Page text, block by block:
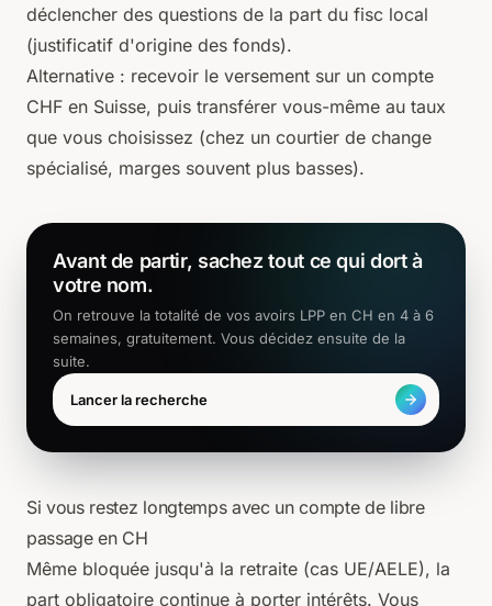
déclencher des questions de la part du fisc local
(justificatif d'origine des fonds).
Alternative : recevoir le versement sur un compte
CHF en Suisse, puis transférer vous-même au taux
que vous choisissez (chez un courtier de change
spécialisé, marges souvent plus basses).
Avant de partir, sachez tout ce qui dort à
votre nom.
On retrouve la totalité de vos avoirs LPP en CH en 4 à 6
semaines, gratuitement. Vous décidez ensuite de la
suite.
Lancer la recherche
Si vous restez longtemps avec un compte de libre
passage en CH
Même bloquée jusqu'à la retraite (cas UE/AELE), la
part obligatoire continue à porter intérêts. Vous